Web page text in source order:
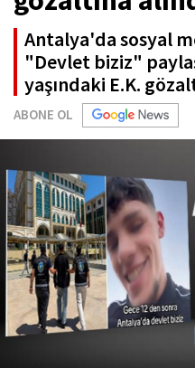
Antalya'da sosyal
"Devlet biziz"
yaşındaki E.K.
ABONE OL